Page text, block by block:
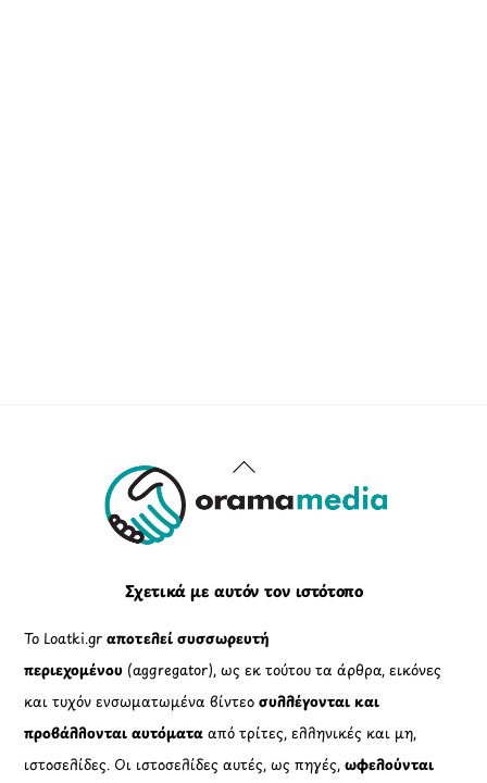
Back
To
Σχετικά με αυτόν τον ιστότοπο
Το Loatki.grαποτελεί συσσωρευτή
περιεχομένου (aggregator), ως εκ τούτου τα άρθρα, εικόνες
και τυχόν ενσωματωμένα βίντεοσυλλέγονται και
προβάλλονται αυτόματααπό τρίτες, ελληνικές και μη,
ιστοσελίδες. Οι ιστοσελίδες αυτές, ως πηγές,ωφελούνται